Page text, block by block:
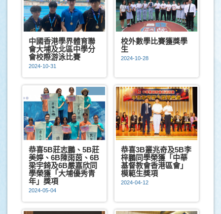
中國香港學界體育聯
會大埔及北區中學分
會校際游泳比賽
2024-10-31
校外數學比賽獲獎學
生
2024-10-28
恭喜5B莊志鵬、5B莊
美婷、6B陳雨茵、6B
梁宇錡及6B嚴嘉欣同
學榮獲「大埔優秀青
年」獎項
2024-05-04
恭喜3B叢兆奇及5B李
梓鵬同學榮獲「中華
基督教會香港區會」
模範生獎項
2024-04-12